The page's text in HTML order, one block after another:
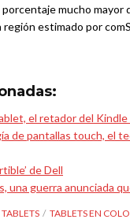
mucho mayor
región estimado por
el retador del Kindle
de pantallas touch, el
de Dell
una guerra anunciada
TABLETS EN